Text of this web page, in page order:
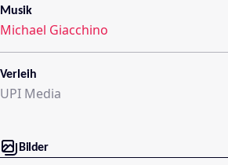
Musik
Michael Giacchino
Verleih
UPI Media
Bilder